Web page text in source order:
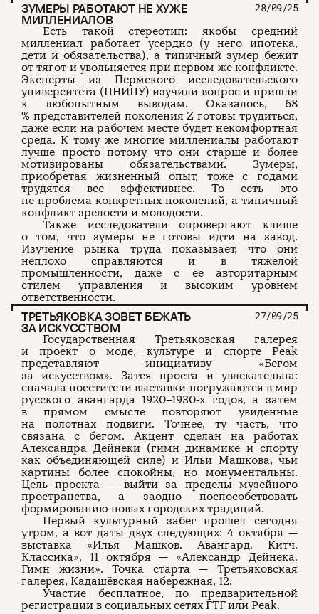
ЗУМЕРЫ РАБОТАЮТ НЕ ХУЖЕ
МИЛЛЕНИАЛОВ
28/09/25
Есть такой стереотип: якобы средний
миллениал работает усердно (у него ипотека,
дети и обязательства), а типичный зумер бежит
от тягот и увольняется при первом же конфликте.
Эксперты из Пермского исследовательского
университета (ПНИПУ) изучили вопрос и пришли
к любопытным выводам. Оказалось, 68
% представителей поколения Z готовы трудиться,
даже если на рабочем месте будет некомфортная
среда. К тому же многие миллениалы работают
лучше просто потому что они старше и более
мотивированы обязательствами. Зумеры,
приобретая жизненный опыт, тоже с годами
трудятся все эффективнее. То есть это
не проблема конкретных поколений, а типичный
конфликт зрелости и молодости.
Также исследователи опровергают клише
о том, что зумеры не готовы идти на завод.
Изучение рынка труда показывает, что они
неплохо справляются и в тяжелой
промышленности, даже с ее авторитарным
стилем управления и высоким уровнем
ответственности.
ТРЕТЬЯКОВКА ЗОВЕТ БЕЖАТЬ
ЗА ИСКУССТВОМ
27/09/25
Государственная Третьяковская галерея
и проект о моде, культуре и спорте Peak
представляют инициативу «Бегом
за искусством». Затея проста и увлекательна:
сначала посетители выставки погружаются в мир
русского авангарда 1920–1930-х годов, а затем
в прямом смысле повторяют увиденные
на полотнах подвиги. Точнее, ту часть, что
связана с бегом. Акцент сделан на работах
Александра Дейнеки (гимн динамике и спорту
как объединяющей силе) и Ильи Машкова, чьи
картины более спокойны, но монументальны.
Цель проекта — выйти за пределы музейного
пространства, а заодно поспособствовать
формированию новых городских традиций.
Первый культурный забег прошел сегодня
утром, а вот даты двух следующих: 4 октября —
выставка «Илья Машков. Авангард. Китч.
Классика», 11 октября — «Александр Дейнека.
Гимн жизни». Точка старта — Третьяковская
галерея, Кадашёвская набережная, 12.
Участие бесплатное, по предварительной
регистрации в социальных сетях ГТГили Peak.